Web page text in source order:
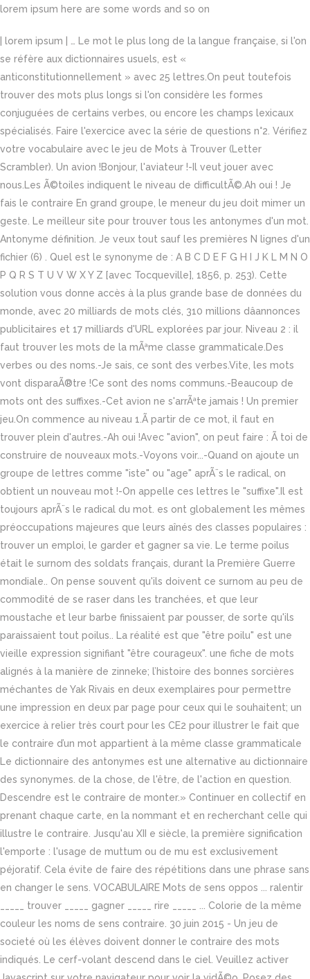
lorem ipsum here are some words and so on
| lorem ipsum | … Le mot le plus long de la langue française, si l'on
se réfère aux dictionnaires usuels, est «
anticonstitutionnellement » avec 25 lettres.On peut toutefois
trouver des mots plus longs si l'on considère les formes
conjuguées de certains verbes, ou encore les champs lexicaux
spécialisés. Faire l'exercice avec la série de questions n°2. Vérifiez
votre vocabulaire avec le jeu de Mots à Trouver (Letter
Scrambler). Un avion !Bonjour, l'aviateur !-Il veut jouer avec
nous.Les Ã©toiles indiquent le niveau de difficultÃ©.Ah oui ! Je
fais le contraire En grand groupe, le meneur du jeu doit mimer un
geste. Le meilleur site pour trouver tous les antonymes d'un mot.
Antonyme définition. Je veux tout sauf les premières N lignes d'un
fichier (6) . Quel est le synonyme de : A B C D E F G H I J K L M N O
P Q R S T U V W X Y Z [avec Tocqueville], 1856, p. 253). Cette
solution vous donne accès à la plus grande base de données du
monde, avec 20 milliards de mots clés, 310 millions dâannonces
publicitaires et 17 milliards d'URL explorées par jour. Niveau 2 : il
faut trouver les mots de la mÃªme classe grammaticale.Des
verbes ou des noms.-Je sais, ce sont des verbes.Vite, les mots
vont disparaÃ®tre !Ce sont des noms communs.-Beaucoup de
mots ont des suffixes.-Cet avion ne s'arrÃªte jamais ! Un premier
jeu.On commence au niveau 1.Ã partir de ce mot, il faut en
trouver plein d'autres.-Ah oui !Avec "avion", on peut faire : Ã toi de
construire de nouveaux mots.-Voyons voir...-Quand on ajoute un
groupe de lettres comme "iste" ou "age" aprÃ¨s le radical, on
obtient un nouveau mot !-On appelle ces lettres le "suffixe".Il est
toujours aprÃ¨s le radical du mot. es ont globalement les mêmes
préoccupations majeures que leurs aînés des classes populaires :
trouver un emploi, le garder et gagner sa vie. Le terme poilus
était le surnom des soldats français, durant la Première Guerre
mondiale.. On pense souvent qu'ils doivent ce surnom au peu de
commodité de se raser dans les tranchées, et que leur
moustache et leur barbe finissaient par pousser, de sorte qu'ils
paraissaient tout poilus.. La réalité est que "être poilu" est une
vieille expression signifiant "être courageux". une fiche de mots
alignés à la manière de zinneke; l’histoire des bonnes sorcières
méchantes de Yak Rivais en deux exemplaires pour permettre
une impression en deux par page pour ceux qui le souhaitent; un
exercice à relier très court pour les CE2 pour illustrer le fait que
le contraire d’un mot appartient à la même classe grammaticale
Le dictionnaire des antonymes est une alternative au dictionnaire
des synonymes. de la chose, de l'être, de l'action en question.
Descendre est le contraire de monter.» Continuer en collectif en
prenant chaque carte, en la nommant et en recherchant celle qui
illustre le contraire. Jusqu'au XII e siècle, la première signification
l'emporte : l'usage de muttum ou de mu est exclusivement
péjoratif. Cela évite de faire des répétitions dans une phrase sans
en changer le sens. VOCABULAIRE Mots de sens oppos ... ralentir
_____ trouver _____ gagner _____ rire _____ ... Colorie de la même
couleur les noms de sens contraire. 30 juin 2015 - Un jeu de
societé où les élèves doivent donner le contraire des mots
indiqués. Le cerf-volant descend dans le ciel. Veuillez activer